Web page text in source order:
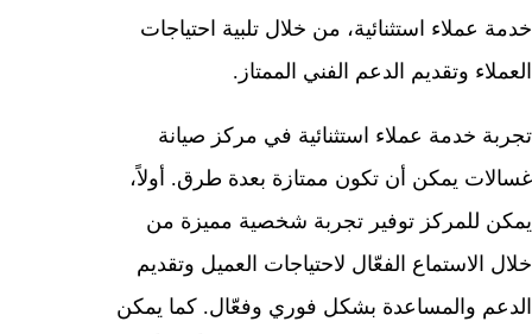
خدمة عملاء استثنائية، من خلال تلبية احتياجات
العملاء وتقديم الدعم الفني الممتاز.
تجربة خدمة عملاء استثنائية في مركز صيانة
غسالات يمكن أن تكون ممتازة بعدة طرق. أولاً،
يمكن للمركز توفير تجربة شخصية مميزة من
خلال الاستماع الفعّال لاحتياجات العميل وتقديم
الدعم والمساعدة بشكل فوري وفعّال. كما يمكن